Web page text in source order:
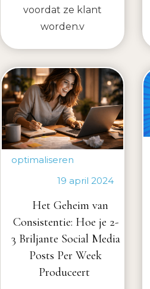
voordat ze klant
worden.v
optimaliseren
19 april 2024
Het Geheim van
Consistentie: Hoe je 2-
3 Briljante Social Media
Posts Per Week
Produceert